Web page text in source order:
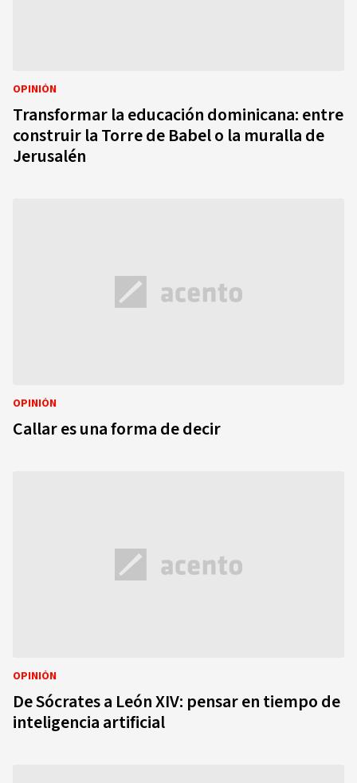
OPINIÓN
Transformar la educación dominicana: entre
construir la Torre de Babel o la muralla de
Jerusalén
OPINIÓN
Callar es una forma de decir
OPINIÓN
De Sócrates a León XIV: pensar en tiempo de
inteligencia artificial